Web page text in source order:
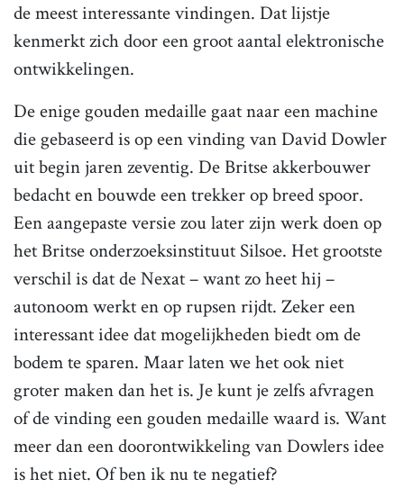
de meest interessante vindingen. Dat lijstje
kenmerkt zich door een groot aantal elektronische
ontwikkelingen.
De enige gouden medaille gaat naar een machine
die gebaseerd is op een vinding van David Dowler
uit begin jaren zeventig. De Britse akkerbouwer
bedacht en bouwde een trekker op breed spoor.
Een aangepaste versie zou later zijn werk doen op
het Britse onderzoeksinstituut Silsoe. Het grootste
verschil is dat de Nexat – want zo heet hij –
autonoom werkt en op rupsen rijdt. Zeker een
interessant idee dat mogelijkheden biedt om de
bodem te sparen. Maar laten we het ook niet
groter maken dan het is. Je kunt je zelfs afvragen
of de vinding een gouden medaille waard is. Want
meer dan een doorontwikkeling van Dowlers idee
is het niet. Of ben ik nu te negatief?